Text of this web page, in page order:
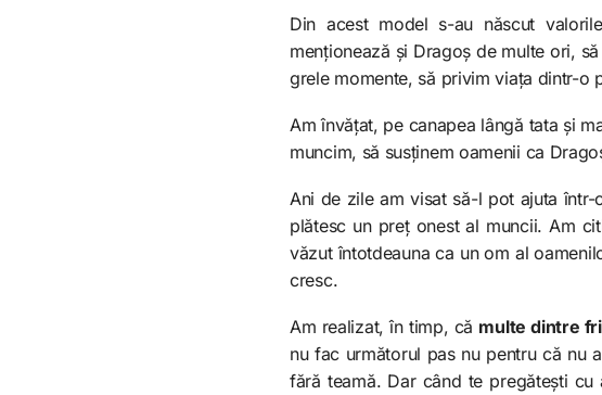
Din acest model s-au născut
menționează și Dragoș de multe ori,
grele momente, să privim viața dintr-o
Am învățat, pe canapea lângă tata și
muncim, să susținem oamenii ca
Ani de zile am visat să-l pot ajuta
plătesc un preț onest al muncii. Am
văzut întotdeauna ca un om al
cresc.
Am realizat, în timp, că multe dintre
nu fac următorul pas nu pentru că nu
fără teamă. Dar când te pregătești cu